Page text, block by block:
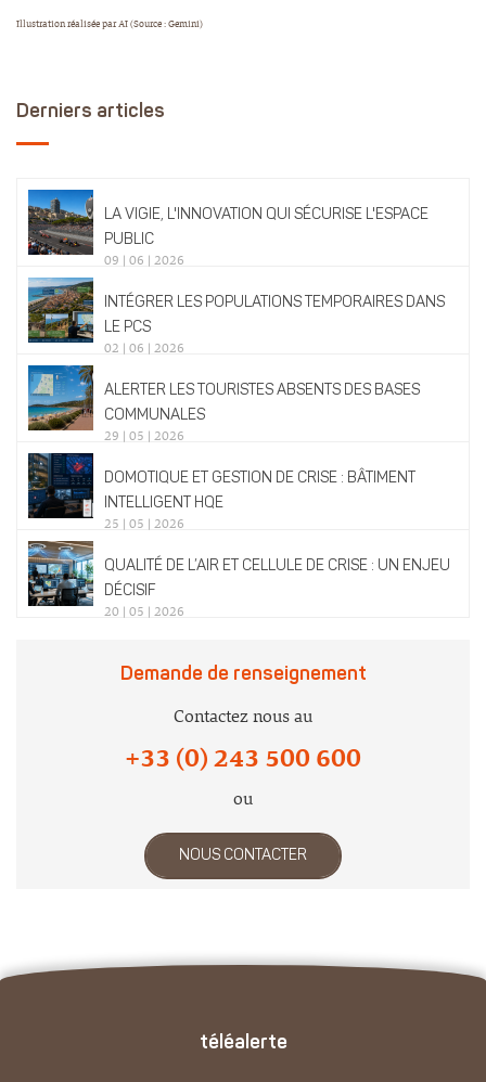
Illustration réalisée par AI (Source : Gemini)
Derniers articles
LA VIGIE, L'INNOVATION QUI SÉCURISE L'ESPACE
PUBLIC
09 | 06 | 2026
INTÉGRER LES POPULATIONS TEMPORAIRES DANS
LE PCS
02 | 06 | 2026
ALERTER LES TOURISTES ABSENTS DES BASES
COMMUNALES
29 | 05 | 2026
DOMOTIQUE ET GESTION DE CRISE : BÂTIMENT
INTELLIGENT HQE
25 | 05 | 2026
QUALITÉ DE L’AIR ET CELLULE DE CRISE : UN ENJEU
DÉCISIF
20 | 05 | 2026
Demande de renseignement
Contactez nous au
+33 (0) 243 500 600
ou
NOUS CONTACTER
téléalerte